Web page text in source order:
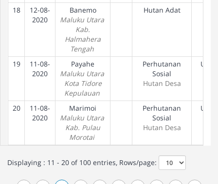
18
12-08-
2020
Banemo
Maluku Utara
Kab.
Halmahera
Tengah
Hutan Adat
19
11-08-
2020
Payahe
Maluku Utara
Kota Tidore
Kepulauan
Perhutanan
Sosial
Hutan Desa
20
11-08-
2020
Marimoi
Maluku Utara
Kab. Pulau
Morotai
Perhutanan
Sosial
Hutan Desa
Displaying : 11 - 20 of 100 entries, Rows/page: